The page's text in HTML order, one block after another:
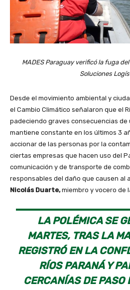
MADES Paraguay verificó la fuga
Soluciones
Desde el movimiento ambiental y
el Cambio Climático señalaron que el
padeciendo graves consecuencias de
mantiene constante en los últimos 3
accionar de las personas por la
ciertas empresas que hacen uso del
comunicación y de transporte de
responsables del daño que causen al
Nicolás Duarte,miembro y vocero de
LA POLÉMICA SE
MARTES, TRAS LA
REGISTRÓ EN LA
RÍOS PARANÁ Y
CERCANÍAS DE PASO